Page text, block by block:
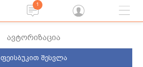
1
ავტორიზაცია
ფეისბუკით შესვლა